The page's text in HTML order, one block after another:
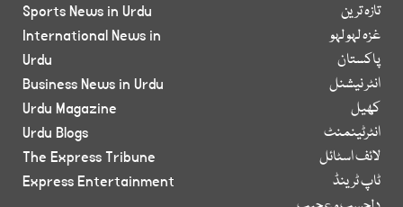
تازہ ترین
غزہ لہو لہو
پاکستان
انٹر نیشنل
کھیل
انٹرٹینمنٹ
لائف اسٹائل
ٹاپ ٹرینڈ
Sports News in Urdu
International News in
Urdu
Business News in Urdu
Urdu Magazine
Urdu Blogs
The Express Tribune
Express Entertainment